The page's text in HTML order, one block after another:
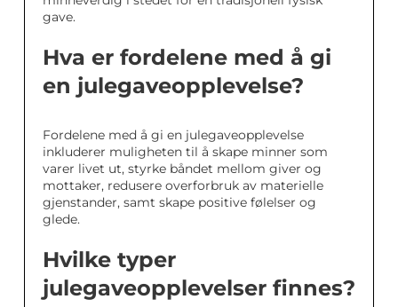
gave.
Hva er fordelene med å gi
en julegaveopplevelse?
Fordelene med å gi en julegaveopplevelse
inkluderer muligheten til å skape minner som
varer livet ut, styrke båndet mellom giver og
mottaker, redusere overforbruk av materielle
gjenstander, samt skape positive følelser og
glede.
Hvilke typer
julegaveopplevelser finnes?